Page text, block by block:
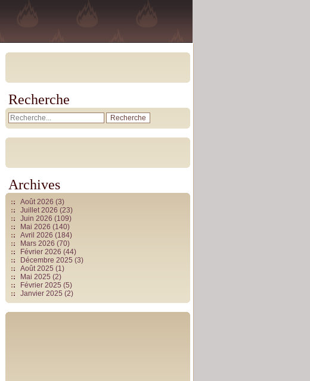
Recherche
Archives
Août 2026 (3)
Juillet 2026 (23)
Juin 2026 (109)
Mai 2026 (140)
Avril 2026 (184)
Mars 2026 (70)
Février 2026 (44)
Décembre 2025 (3)
Août 2025 (1)
Mai 2025 (2)
Février 2025 (5)
Janvier 2025 (2)